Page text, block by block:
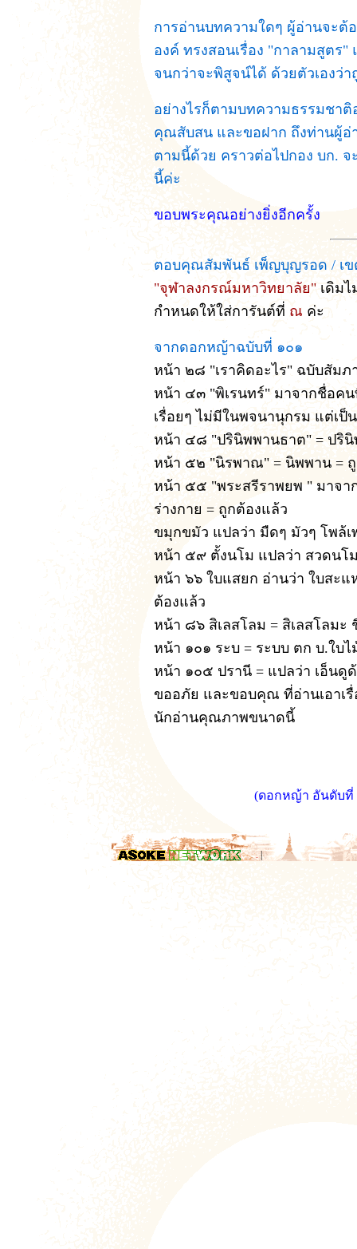
การอ่านบทความใดๆ ผู้อ่านจะต้
องค์ ทรงสอนเรื่อง "กาลามสูตร"
จนกว่าจะพิสูจน์ได้ ด้วยตัวเองว่า
อย่างไรก็ตามบทความธรรมชา
คุณสับสน และขอฝาก ถึงท่านผู้อ่
ตามนี้ด้วย คราวต่อไปกอง บก.
นี้ค่ะ
ขอบพระคุณอย่างยิ่งอีกครั้ง
ตอบคุณสัมพันธ์ เพ็ญบุญรอด / เข
"จุฬาลงกรณ์มหาวิทยาลัย" เดิม
กำหนดให้ใส่การันต์ที่ ณ ค่ะ
จากดอกหญ้าฉบับที่ ๑๐๑
หน้า ๒๘ "เราคิดอะไร" ฉบับสัม
หน้า ๔๓ "พิเรนทร์" มาจากชื่อค
เรื่อยๆ ไม่มีในพจนานุกรม แต่เป็
หน้า ๔๘ "ปรินิพพานธาต" = ปริ
หน้า ๕๒ "นิรพาณ" = นิพพาน =
หน้า ๕๕ "พระสรีราพยพ " มาจา
ร่างกาย = ถูกต้องแล้ว
ขมุกขมัว แปลว่า มืดๆ มัวๆ โพล้
หน้า ๕๙ ตั้งนโม แปลว่า สวดนโ
หน้า ๖๖ ใบแสยก อ่านว่า ใบสะ
ต้องแล้ว
หน้า ๘๖ สิเลสโลม = สิเลสโลม
หน้า ๑๐๑ ระบ = ระบบ ตก บ.ใบไ
หน้า ๑๐๕ ปรานี = แปลว่า เอ็นดู
ขออภัย และขอบคุณ ที่อ่านเอาเ
นักอ่านคุณภาพขนาดนี้
(ดอกหญ้า อันดับที่
.|